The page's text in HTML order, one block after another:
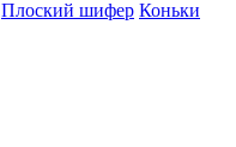
Плоский шифер Коньки